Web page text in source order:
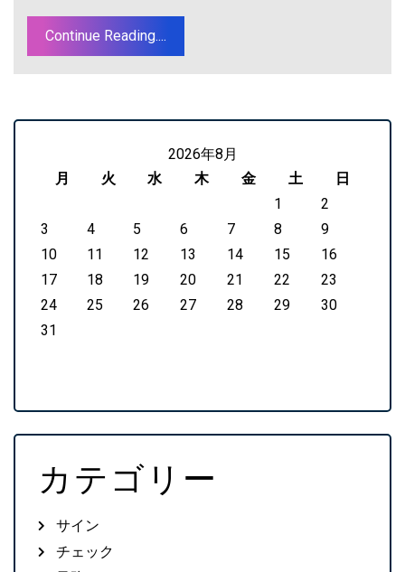
Continue Reading....
2026年8月
月
火 水 木 金 土
日
1
2
3
4 5 6 7 8
9
10
11 12 13 14 15
16
17
18 19 20 21 22
23
24
25 26 27 28 29
30
31
カテゴリー
サイン
チェック